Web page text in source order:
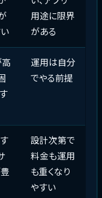
用途に限界
がある
運用は自分
でやる前提
設計次第で
料金も運用
も重くなり
やすい